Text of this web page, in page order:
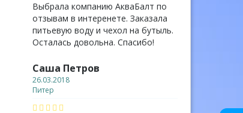
Выбрала компанию АкваБалт по
отзывам в интеренете. Заказала
питьевую воду и чехол на бутыль.
Осталась довольна. Спасибо!
Саша Петров
26.03.2018
Питер